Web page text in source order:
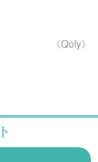
《Qoly》